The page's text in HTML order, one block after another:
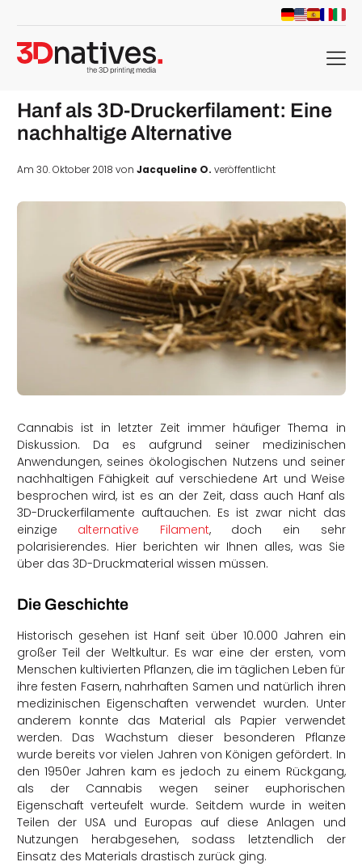
menu
Hanf als 3D-Druckerfilament: Eine
nachhaltige Alternative
Am 30. Oktober 2018 von Jacqueline O. veröffentlicht
Cannabis ist in letzter Zeit immer häufiger Thema in
Diskussion. Da es aufgrund seiner medizinischen
Anwendungen, seines ökologischen Nutzens und seiner
nachhaltigen Fähigkeit auf verschiedene Art und Weise
besprochen wird, ist es an der Zeit, dass auch Hanf als
3D-Druckerfilamente auftauchen. Es ist zwar nicht das
einzige alternative Filament, doch ein sehr
polarisierendes. Hier berichten wir Ihnen alles, was Sie
über das 3D-Druckmaterial wissen müssen.
Die Geschichte
Historisch gesehen ist Hanf seit über 10.000 Jahren ein
großer Teil der Weltkultur. Es war eine der ersten, vom
Menschen kultivierten Pflanzen, die im täglichen Leben für
ihre festen Fasern, nahrhaften Samen und natürlich ihren
medizinischen Eigenschaften verwendet wurden. Unter
anderem konnte das Material als Papier verwendet
werden. Das Wachstum dieser besonderen Pflanze
wurde bereits vor vielen Jahren von Königen gefördert. In
den 1950er Jahren kam es jedoch zu einem Rückgang,
als der Cannabis wegen seiner euphorischen
Eigenschaft verteufelt wurde. Seitdem wurde in weiten
Teilen der USA und Europas auf diese Anlagen und
Nutzungen herabgesehen, sodass letztendlich der
Einsatz des Materials drastisch zurück ging.